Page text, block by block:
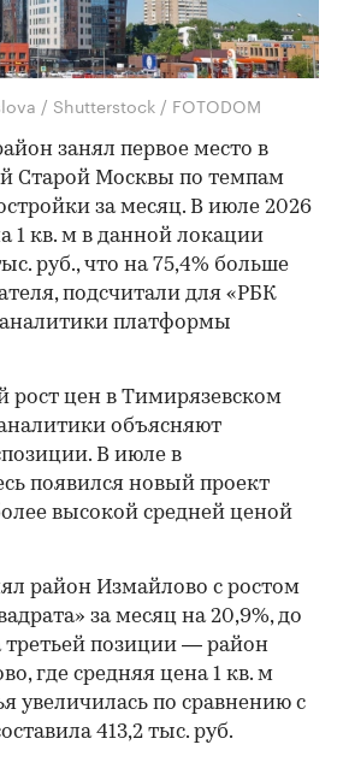
/ Shutterstock / FOTODOM
занял первое место в
Старой Москвы по темпам
за месяц. В июле 2026
1 кв. м в данной локации
руб., что на 75,4% больше
подсчитали для «РБК
платформы
рост цен в Тимирязевском
объясняют
В июле в
появился новый проект
высокой средней ценой
район Измайлово с ростом
за месяц на 20,9%, до
третьей позиции — район
где средняя цена 1 кв. м
увеличилась по сравнению с
413,2 тыс. руб.